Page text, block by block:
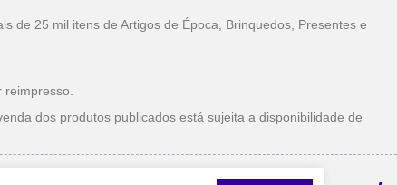
de 25 mil itens de Artigos de Época, Brinquedos, Presentes e
dos produtos publicados está sujeita a disponibilidade de